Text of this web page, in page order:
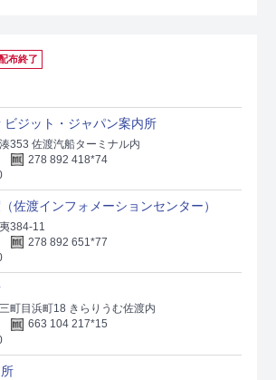
布終了
ビジット・ジャパン案内所
353 佐渡汽船ターミナル内
278 892 418*74
佐渡インフォメーションセンター）
384-11
278 892 651*77
町目浜町18 きらりうむ佐渡内
663 104 217*15